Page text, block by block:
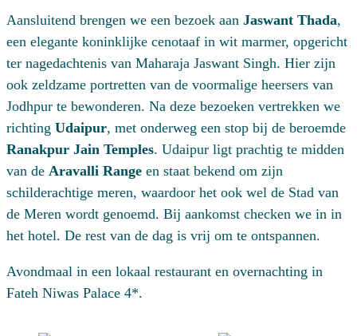
Aansluitend brengen we een bezoek aan Jaswant Thada,
een elegante koninklijke cenotaaf in wit marmer, opgericht
ter nagedachtenis van Maharaja Jaswant Singh. Hier zijn
ook zeldzame portretten van de voormalige heersers van
Jodhpur te bewonderen. Na deze bezoeken vertrekken we
richting Udaipur, met onderweg een stop bij de beroemde
Ranakpur Jain Temples. Udaipur ligt prachtig te midden
van de Aravalli Range en staat bekend om zijn
schilderachtige meren, waardoor het ook wel de Stad van
de Meren wordt genoemd. Bij aankomst checken we in in
het hotel. De rest van de dag is vrij om te ontspannen.
Avondmaal in een lokaal restaurant en overnachting in
Fateh Niwas Palace 4*.